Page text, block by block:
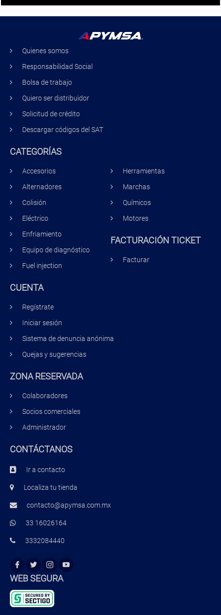
Quienes somos
Responsabilidad Social
Bolsa de trabajo
Quiero ser distribuidor
Solicitud de crédito
Descargar códigos del SAT
CATEGORÍAS
Accesorios
Alternadores
Colisión
Eléctrico
Enfriamiento
Equipo de diagnóstico
Fuel injection
Herramientas
Marchas
Químicos
Motores
FACTURACIÓN TICKET
Facturar
CUENTA
Regístrate
Iniciar sesión
Sistema de denuncia anónima
Quejas y sugerencias
ZONA RESERVADA
Colaboradores
Socios comerciales
Administrador
CONTÁCTANOS
Ir a contacto
Localiza tu tienda
contacto@apymsa.com.mx
33 16026164
3332084440
WEB SEGURA